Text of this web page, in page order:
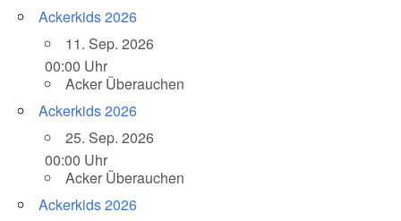
Ackerkids 2026
11. Sep. 2026
00:00 Uhr
Acker Überauchen
Ackerkids 2026
25. Sep. 2026
00:00 Uhr
Acker Überauchen
Ackerkids 2026